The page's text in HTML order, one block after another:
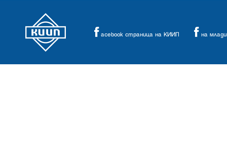
acebook страница на КИИП на